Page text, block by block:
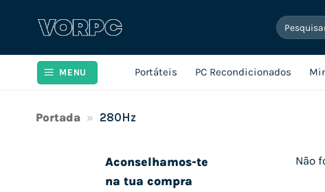
Pesquisar
por:
MENU Portáteis PC Recondicionados
Portada » 280Hz
Aconselhamos-te
na tua compra
Não